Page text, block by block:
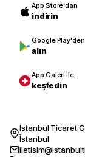
App Store'dan
indirin
Google Play'den
alın
App Galeri ile
keşfedin
İstanbul Ticaret
İstanbul